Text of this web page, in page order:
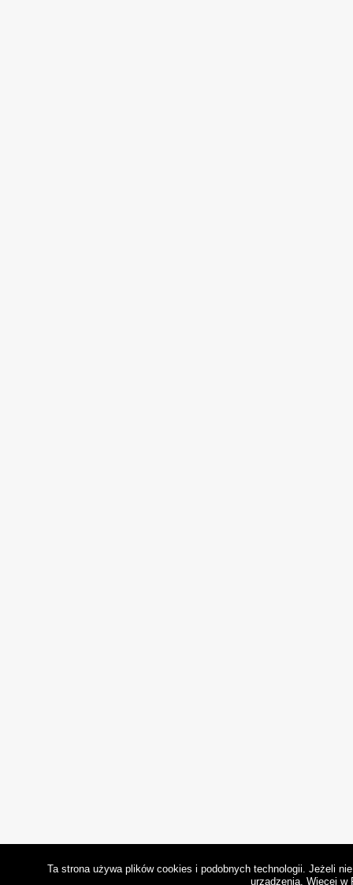
Ta strona używa plików cookies i podobnych technologii. Jeżeli
urządzenia. Więcej w